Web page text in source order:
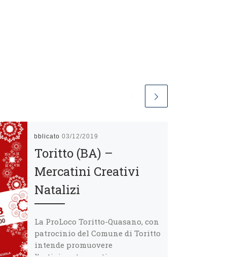
Pubblicato 03/12/2019
Toritto (BA) –
Mercatini Creativi
Natalizi
La ProLoco Toritto-Quasano, con
patrocinio del Comune di Toritto
intende promuovere